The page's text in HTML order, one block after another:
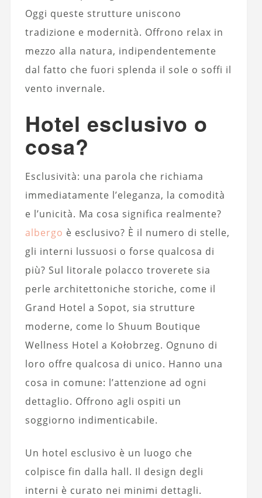
Oggi queste strutture uniscono
tradizione e modernità. Offrono relax in
mezzo alla natura, indipendentemente
dal fatto che fuori splenda il sole o soffi il
vento invernale.
Hotel esclusivo o
cosa?
Esclusività: una parola che richiama
immediatamente l’eleganza, la comodità
e l’unicità. Ma cosa significa realmente?
albergo è esclusivo? È il numero di stelle,
gli interni lussuosi o forse qualcosa di
più? Sul litorale polacco troverete sia
perle architettoniche storiche, come il
Grand Hotel a Sopot, sia strutture
moderne, come lo Shuum Boutique
Wellness Hotel a Kołobrzeg. Ognuno di
loro offre qualcosa di unico. Hanno una
cosa in comune: l’attenzione ad ogni
dettaglio. Offrono agli ospiti un
soggiorno indimenticabile.
Un hotel esclusivo è un luogo che
colpisce fin dalla hall. Il design degli
interni è curato nei minimi dettagli.